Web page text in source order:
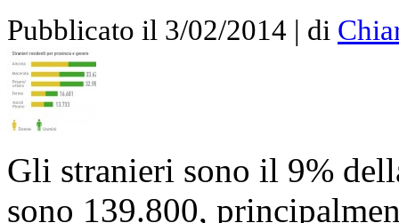
Pubblicato il 3/02/2014 | di
Gli stranieri sono il 9%
sono 139.800,